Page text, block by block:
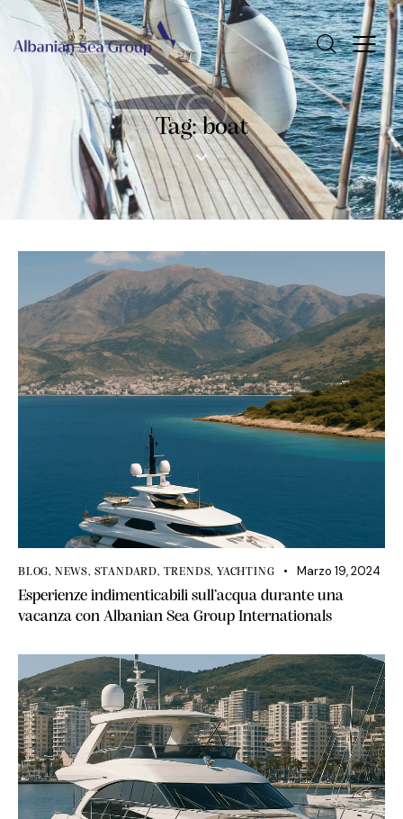
Tag: boat
BLOG, NEWS, STANDARD, TRENDS, YACHTING Marzo 19, 2024
Esperienze indimenticabili sull’acqua durante una
vacanza con Albanian Sea Group Internationals